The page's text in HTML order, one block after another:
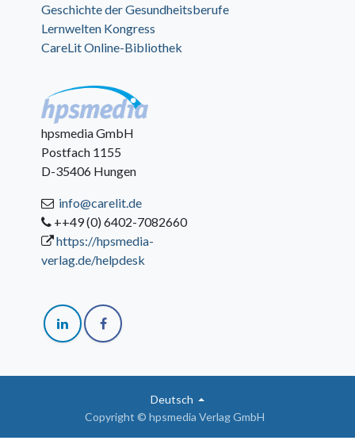
Geschichte der Gesundheitsberufe
Lernwelten Kongress
CareLit Online-Bibliothek
hpsmedia GmbH
Postfach 1155
D-35406 Hungen
info@carelit.de
++49 (0) 6402-7082660
https://hpsmedia-
verlag.de/helpdesk
Copyright © hpsmedia Verlag GmbH
Deutsch